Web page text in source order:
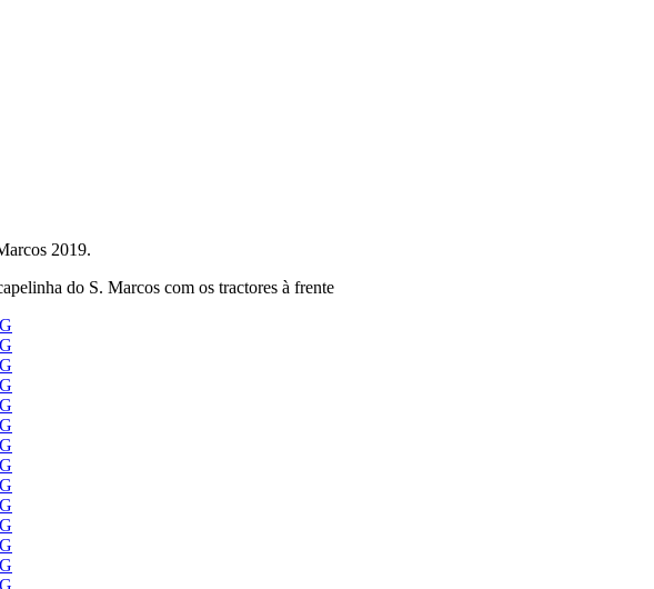
2019.
do S. Marcos com os tractores à frente